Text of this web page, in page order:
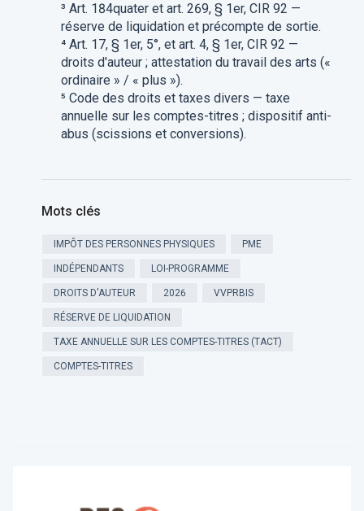
³ Art. 184quater et art. 269, § 1er, CIR 92 —
réserve de liquidation et précompte de sortie.
⁴ Art. 17, § 1er, 5°, et art. 4, § 1er, CIR 92 —
droits d'auteur ; attestation du travail des arts («
ordinaire » / « plus »).
⁵ Code des droits et taxes divers — taxe
annuelle sur les comptes-titres ; dispositif anti-
abus (scissions et conversions).
Mots clés
IMPÔT DES PERSONNES PHYSIQUES PME
INDÉPENDANTS LOI-PROGRAMME
DROITS D'AUTEUR 2026 VVPRBIS
RÉSERVE DE LIQUIDATION
TAXE ANNUELLE SUR LES COMPTES-TITRES (TACT)
COMPTES-TITRES